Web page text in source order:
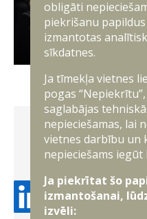
Seko mums
Linkedin
obligāti
piekrišanu
izmantotas
sīkdatnes.
Ja tīmekļa vietnes
pogas
saglabājas
nepieciešamas, lai
vietnes darbību un
nepieciešams
Ja piekrītat šo
izmantošanai,
izvēli: